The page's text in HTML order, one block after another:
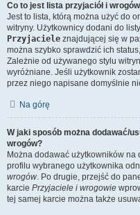
Co to jest lista przyjaciół i
Jest to lista, którą można użyć do
witryny. Użytkownicy dodani do
Przyjaciele znajdującej się w
można szybko sprawdzić ich
Zależnie od używanego stylu
wyróżniane. Jeśli użytkownik
przez niego napisane domyślnie
Na górę
W jaki sposób można dodawać/
wrogów?
Można dodawać użytkowników
profilu wybranego użytkownika
wrogów. Po drugie, przejść do
karcie Przyjaciele i wrogowie
tej samej karcie można także